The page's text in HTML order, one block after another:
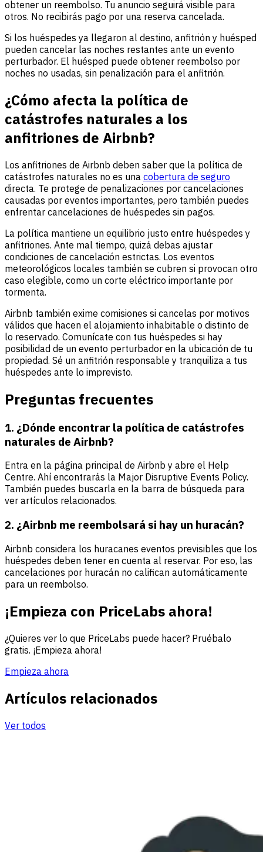
obtener un reembolso. Tu anuncio seguirá visible para
otros. No recibirás pago por una reserva cancelada.
Si los huéspedes ya llegaron al destino, anfitrión y huésped
pueden cancelar las noches restantes ante un evento
perturbador. El huésped puede obtener reembolso por
noches no usadas, sin penalización para el anfitrión.
¿Cómo afecta la política de
catástrofes naturales a los
anfitriones de Airbnb?
Los anfitriones de Airbnb deben saber que la política de
catástrofes naturales no es una cobertura de seguro
directa. Te protege de penalizaciones por cancelaciones
causadas por eventos importantes, pero también puedes
enfrentar cancelaciones de huéspedes sin pagos.
La política mantiene un equilibrio justo entre huéspedes y
anfitriones. Ante mal tiempo, quizá debas ajustar
condiciones de cancelación estrictas. Los eventos
meteorológicos locales también se cubren si provocan otro
caso elegible, como un corte eléctrico importante por
tormenta.
Airbnb también exime comisiones si cancelas por motivos
válidos que hacen el alojamiento inhabitable o distinto de
lo reservado. Comunícate con tus huéspedes si hay
posibilidad de un evento perturbador en la ubicación de tu
propiedad. Sé un anfitrión responsable y tranquiliza a tus
huéspedes ante lo imprevisto.
Preguntas frecuentes
1. ¿Dónde encontrar la política de catástrofes
naturales de Airbnb?
Entra en la página principal de Airbnb y abre el Help
Centre. Ahí encontrarás la Major Disruptive Events Policy.
También puedes buscarla en la barra de búsqueda para
ver artículos relacionados.
2. ¿Airbnb me reembolsará si hay un huracán?
Airbnb considera los huracanes eventos previsibles que los
huéspedes deben tener en cuenta al reservar. Por eso, las
cancelaciones por huracán no califican automáticamente
para un reembolso.
¡Empieza con PriceLabs ahora!
¿Quieres ver lo que PriceLabs puede hacer? Pruébalo
gratis. ¡Empieza ahora!
Empieza ahora
Artículos relacionados
Ver todos